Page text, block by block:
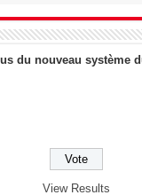
du nouveau système
View Results